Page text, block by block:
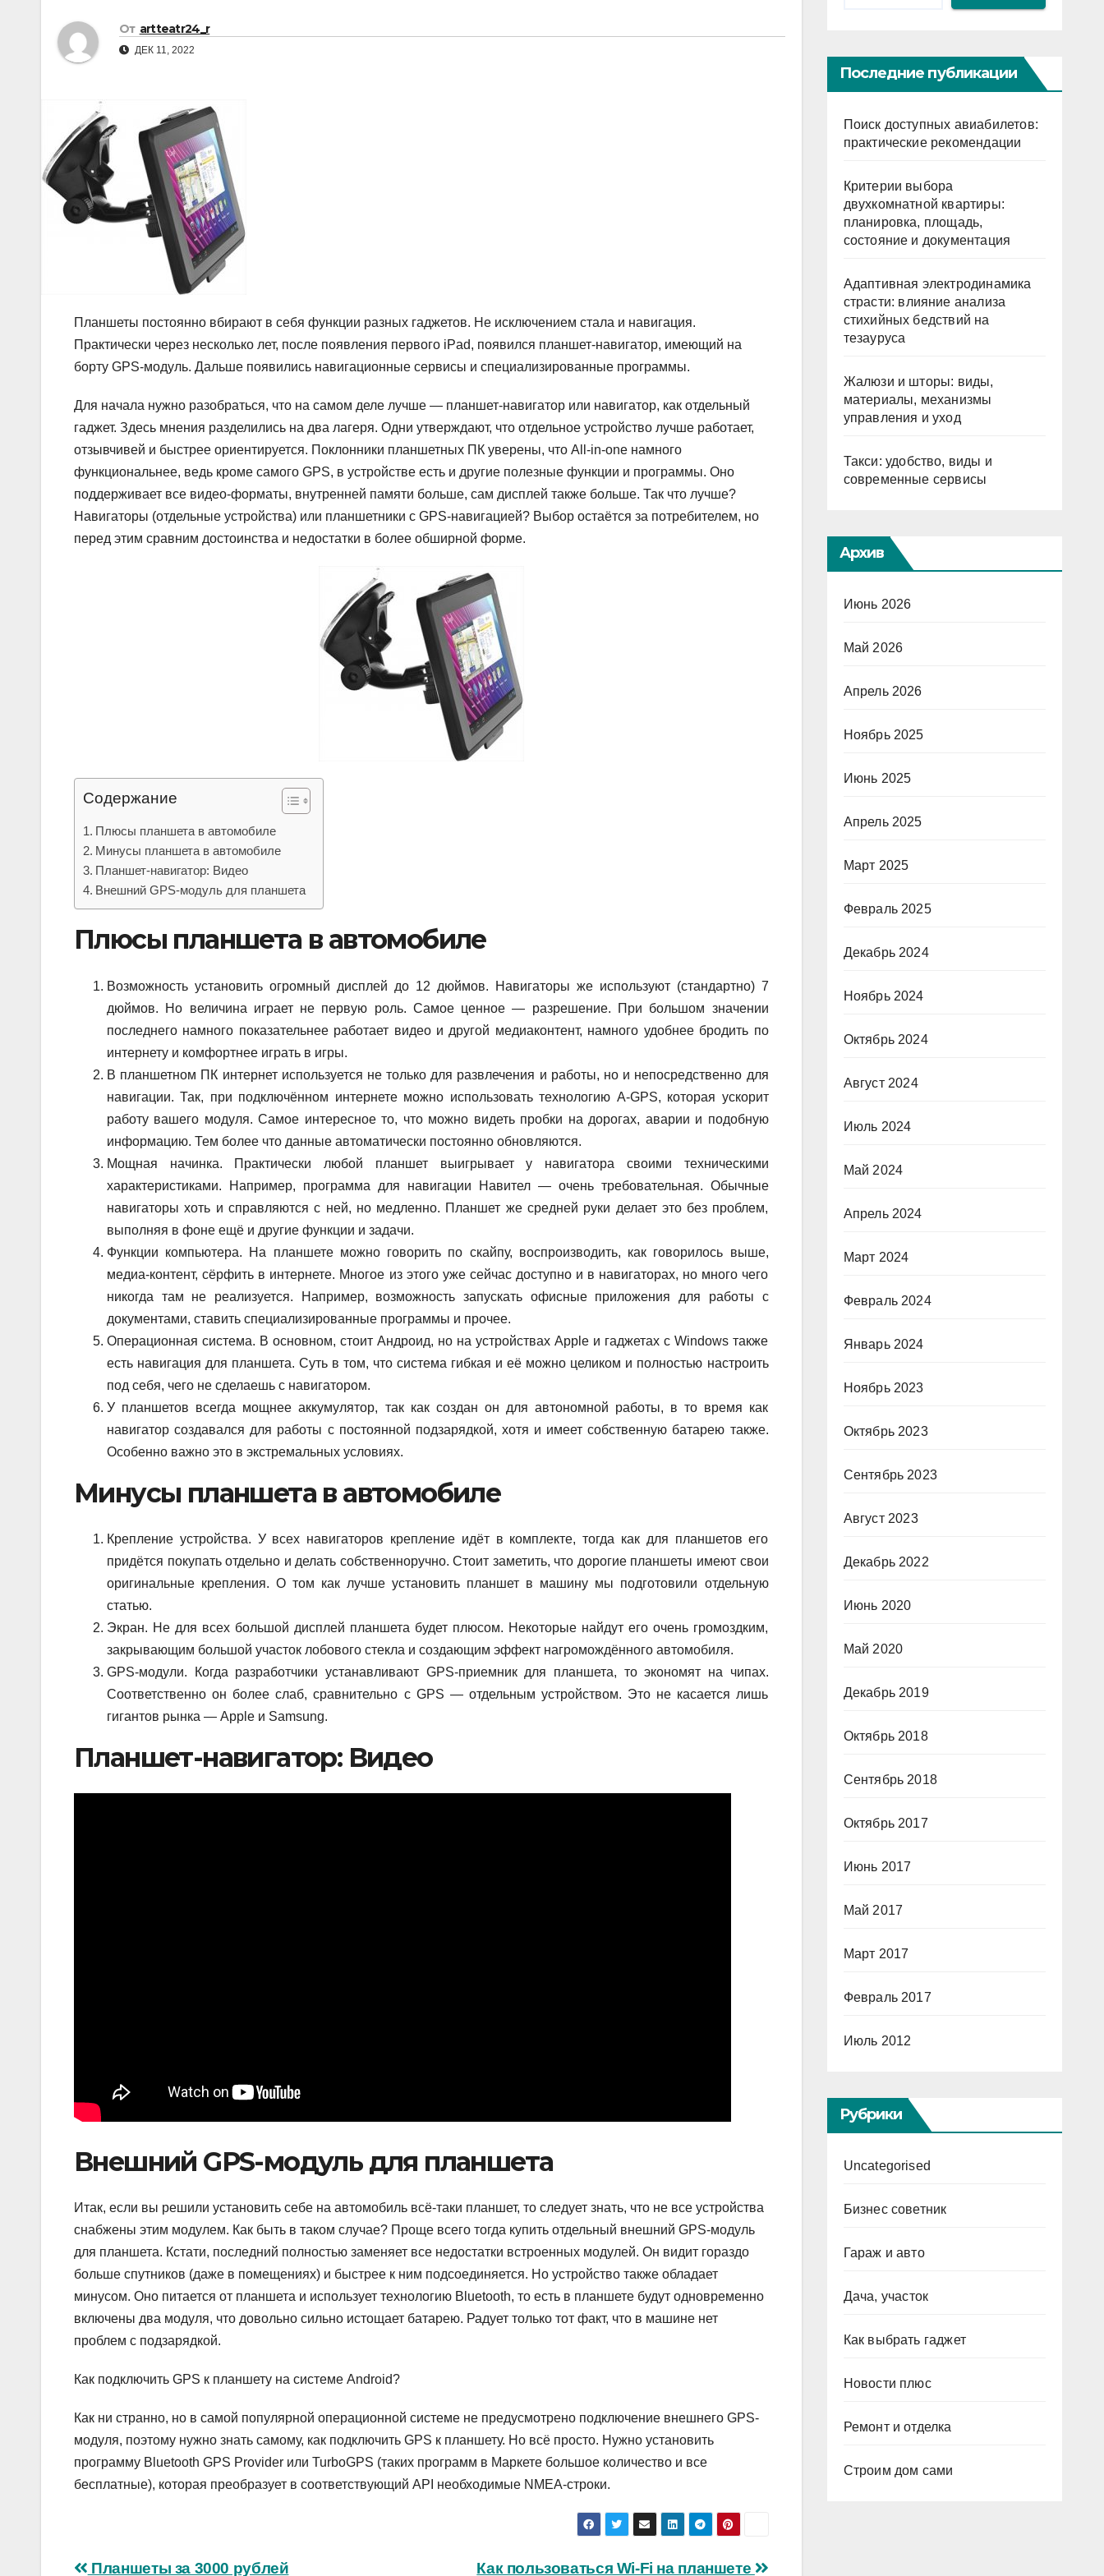
От artteatr24_r
ДЕК 11, 2022
Планшеты постоянно вбирают в себя функции разных гаджетов. Не исключением стала и навигация.
Практически через несколько лет, после появления первого iPad, появился планшет-навигатор, имеющий на
борту GPS-модуль. Дальше появились навигационные сервисы и специализированные программы.
Для начала нужно разобраться, что на самом деле лучше — планшет-навигатор или навигатор, как отдельный
гаджет. Здесь мнения разделились на два лагеря. Одни утверждают, что отдельное устройство лучше работает,
отзывчивей и быстрее ориентируется. Поклонники планшетных ПК уверены, что All-in-one намного
функциональнее, ведь кроме самого GPS, в устройстве есть и другие полезные функции и программы. Оно
поддерживает все видео-форматы, внутренней памяти больше, сам дисплей также больше. Так что лучше?
Навигаторы (отдельные устройства) или планшетники с GPS-навигацией? Выбор остаётся за потребителем, но
перед этим сравним достоинства и недостатки в более обширной форме.
Содержание
Плюсы планшета в автомобиле
Минусы планшета в автомобиле
Планшет-навигатор: Видео
Внешний GPS-модуль для планшета
Плюсы планшета в автомобиле
Возможность установить огромный дисплей до 12 дюймов. Навигаторы же используют (стандартно) 7
дюймов. Но величина играет не первую роль. Самое ценное — разрешение. При большом значении
последнего намного показательнее работает видео и другой медиаконтент, намного удобнее бродить по
интернету и комфортнее играть в игры.
В планшетном ПК интернет используется не только для развлечения и работы, но и непосредственно для
навигации. Так, при подключённом интернете можно использовать технологию A-GPS, которая ускорит
работу вашего модуля. Самое интересное то, что можно видеть пробки на дорогах, аварии и подобную
информацию. Тем более что данные автоматически постоянно обновляются.
Мощная начинка. Практически любой планшет выигрывает у навигатора своими техническими
характеристиками. Например, программа для навигации Навител — очень требовательная. Обычные
навигаторы хоть и справляются с ней, но медленно. Планшет же средней руки делает это без проблем,
выполняя в фоне ещё и другие функции и задачи.
Функции компьютера. На планшете можно говорить по скайпу, воспроизводить, как говорилось выше,
медиа-контент, сёрфить в интернете. Многое из этого уже сейчас доступно и в навигаторах, но много чего
никогда там не реализуется. Например, возможность запускать офисные приложения для работы с
документами, ставить специализированные программы и прочее.
Операционная система. В основном, стоит Андроид, но на устройствах Apple и гаджетах с Windows также
есть навигация для планшета. Суть в том, что система гибкая и её можно целиком и полностью настроить
под себя, чего не сделаешь с навигатором.
У планшетов всегда мощнее аккумулятор, так как создан он для автономной работы, в то время как
навигатор создавался для работы с постоянной подзарядкой, хотя и имеет собственную батарею также.
Особенно важно это в экстремальных условиях.
Минусы планшета в автомобиле
Крепление устройства. У всех навигаторов крепление идёт в комплекте, тогда как для планшетов его
придётся покупать отдельно и делать собственноручно. Стоит заметить, что дорогие планшеты имеют свои
оригинальные крепления. О том как лучше установить планшет в машину мы подготовили отдельную
статью.
Экран. Не для всех большой дисплей планшета будет плюсом. Некоторые найдут его очень громоздким,
закрывающим большой участок лобового стекла и создающим эффект нагромождённого автомобиля.
GPS-модули. Когда разработчики устанавливают GPS-приемник для планшета, то экономят на чипах.
Соответственно он более слаб, сравнительно с GPS — отдельным устройством. Это не касается лишь
гигантов рынка — Apple и Samsung.
Планшет-навигатор: Видео
Внешний GPS-модуль для планшета
Итак, если вы решили установить себе на автомобиль всё-таки планшет, то следует знать, что не все устройства
снабжены этим модулем. Как быть в таком случае? Проще всего тогда купить отдельный внешний GPS-модуль
для планшета. Кстати, последний полностью заменяет все недостатки встроенных модулей. Он видит гораздо
больше спутников (даже в помещениях) и быстрее к ним подсоединяется. Но устройство также обладает
минусом. Оно питается от планшета и использует технологию Bluetooth, то есть в планшете будут одновременно
включены два модуля, что довольно сильно истощает батарею. Радует только тот факт, что в машине нет
проблем с подзарядкой.
Как подключить GPS к планшету на системе Android?
Как ни странно, но в самой популярной операционной системе не предусмотрено подключение внешнего GPS-
модуля, поэтому нужно знать самому, как подключить GPS к планшету. Но всё просто. Нужно установить
программу Bluetooth GPS Provider или TurboGPS (таких программ в Маркете большое количество и все
бесплатные), которая преобразует в соответствующий API необходимые NMEA-строки.
Как пользоваться Wi-Fi на планшете
Планшеты за 3000 рублей
Последние публикации
Поиск доступных авиабилетов:
практические рекомендации
Критерии выбора
двухкомнатной квартиры:
планировка, площадь,
состояние и документация
Адаптивная электродинамика
страсти: влияние анализа
стихийных бедствий на
тезауруса
Жалюзи и шторы: виды,
материалы, механизмы
управления и уход
Такси: удобство, виды и
современные сервисы
Архив
Июнь 2026
Май 2026
Апрель 2026
Ноябрь 2025
Июнь 2025
Апрель 2025
Март 2025
Февраль 2025
Декабрь 2024
Ноябрь 2024
Октябрь 2024
Август 2024
Июль 2024
Май 2024
Апрель 2024
Март 2024
Февраль 2024
Январь 2024
Ноябрь 2023
Октябрь 2023
Сентябрь 2023
Август 2023
Декабрь 2022
Июнь 2020
Май 2020
Декабрь 2019
Октябрь 2018
Сентябрь 2018
Октябрь 2017
Июнь 2017
Май 2017
Март 2017
Февраль 2017
Июль 2012
Рубрики
Uncategorised
Бизнес советник
Гараж и авто
Дача, участок
Как выбрать гаджет
Новости плюс
Ремонт и отделка
Строим дом сами